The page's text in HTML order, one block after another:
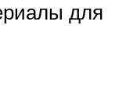
для